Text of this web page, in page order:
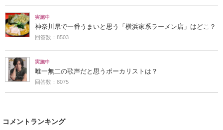
実施中
神奈川県で一番うまいと思う「横浜家系ラーメン店」はどこ？
回答数：8503
実施中
唯一無二の歌声だと思うボーカリストは？
回答数：8075
コメントランキング